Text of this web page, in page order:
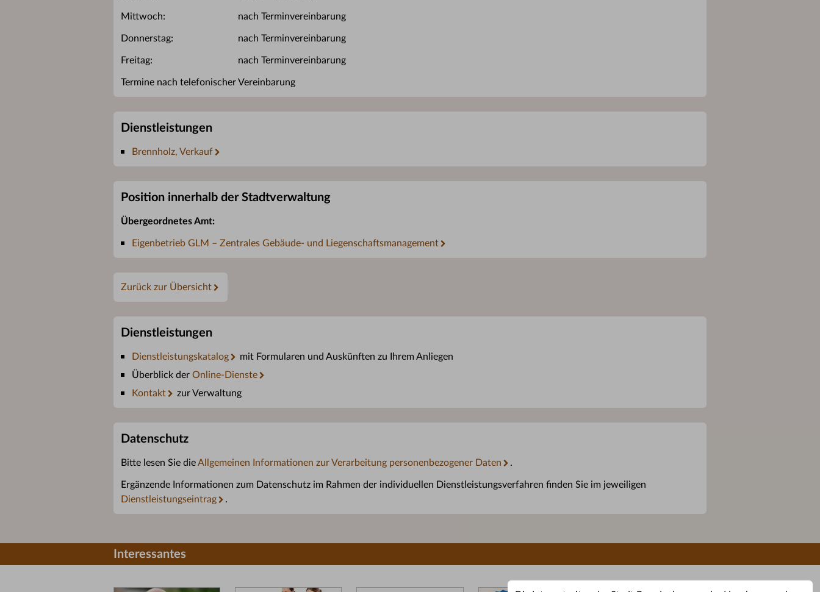
Mittwoch: nach Terminvereinbarung
Donnerstag: nach Terminvereinbarung
Freitag: nach Terminvereinbarung
Termine nach telefonischer Vereinbarung
Dienstleistungen
Brennholz, Verkauf
Position innerhalb der Stadtverwaltung
Übergeordnetes Amt:
Eigenbetrieb GLM – Zentrales Gebäude- und Liegenschaftsmanagement
Zurück zur Übersicht
Dienstleistungen
Dienstleistungskatalog
mit Formularen und Auskünften zu Ihrem Anliegen
Überblick der Online-Dienste
Kontakt
zur Verwaltung
Datenschutz
Bitte lesen Sie dieAllgemeinen Informationen zur Verarbeitung personenbezogener Daten .
Ergänzende Informationen zum Datenschutz im Rahmen der individuellen Dienstleistungsverfahren finden Sie im jeweiligen
Dienstleistungseintrag
.
Interessantes